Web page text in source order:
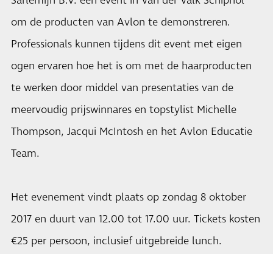
om de producten van Avlon te demonstreren.
Professionals kunnen tijdens dit event met eigen
ogen ervaren hoe het is om met de haarproducten
te werken door middel van presentaties van de
meervoudig prijswinnares en topstylist Michelle
Thompson, Jacqui McIntosh en het Avlon Educatie
Team.
Het evenement vindt plaats op zondag 8 oktober
2017 en duurt van 12.00 tot 17.00 uur. Tickets kosten
€25 per persoon, inclusief uitgebreide lunch.